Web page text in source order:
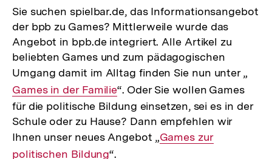
Sie suchen spielbar.de, das Informationsangebot
der bpb zu Games? Mittlerweile wurde das
Angebot in bpb.de integriert. Alle Artikel zu
beliebten Games und zum pädagogischen
Umgang damit im Alltag finden Sie nun unter „
Games in der Familie“. Oder Sie wollen Games
für die politische Bildung einsetzen, sei es in der
Schule oder zu Hause? Dann empfehlen wir
Ihnen unser neues Angebot „Interner
Games zur
politischen Bildung“.